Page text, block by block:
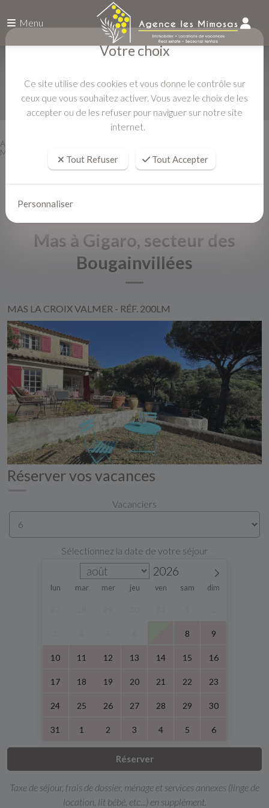
Menu
Accueil
Mas à Gigaro, secteur des Bougainvillées
Mas à Gigaro, secteur des
Bougainvillées
MAS LA CROIX VALMER - RÉF. 200LM
Réserver vos vacances
Vacanciers
Sélectionnez la date de votre séjour
lun mar mer jeu ven sam dim
8 9
10 11 12 13 14 15 16
17 18 19 20 21 22 23
24 25 26 27 28 29 30
31 1 2 3 4 5 6
Réserver
Taxe de séjour, frais de dossier, ménage et services annexes (linge de
location, lit bébé, etc...) en supplément.
Votre choix
Ce site utilise des cookies et vous donne le contrôle sur
ceux que vous souhaitez activer. Vous avez le choix de les
accepter ou de les refuser pour naviguer sur notre site
internet.
Tout Refuser Tout Accepter
Personnaliser